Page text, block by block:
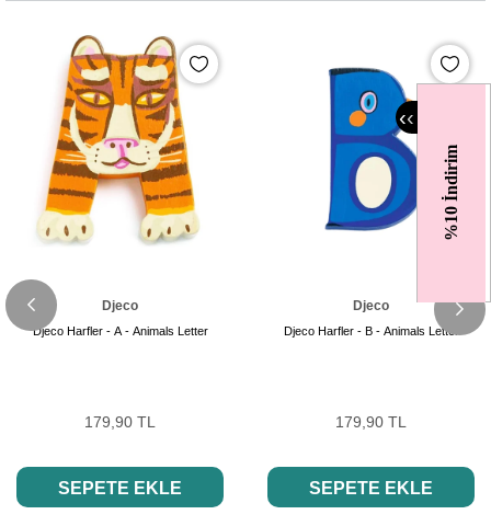
%10 İndirim
‹‹
Djeco
Djeco Harfler - A - Animals Letter
179,90 TL
SEPETE EKLE
Djeco
Djeco Harfler - B - Animals Letter
179,90 TL
SEPETE EKLE